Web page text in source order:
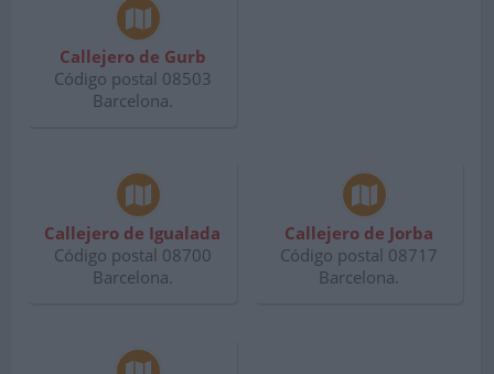
Callejero de Gurb
Código postal 08503
Barcelona.
Callejero de Igualada
Código postal 08700
Barcelona.
Callejero de Jorba
Código postal 08717
Barcelona.